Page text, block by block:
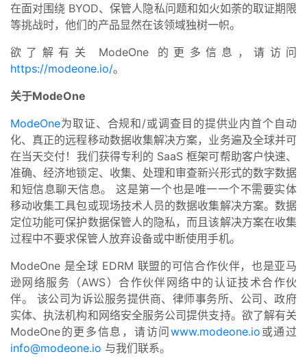
在面对围绕 BYOD、保管人隐私问题和如火如荼的取证期限
等挑战时，他们的产品显然在该领域独树一帜。
欲了解有关 ModeOne 的更多信息，请访问
https://modeone.io/。
关于ModeOne
ModeOne为取证、合规和/或调查目的提供业内首个自动
化、真正的远程移动数据收集解决方案，业务遍及全球并可
在当天交付！我们获得专利的 SaaS 框架可帮助客户快速、
准确、经济地锁定、收集、处理和审查新兴形式的数字数据
和短信息聊天信息。 这是第一个也是唯一一个不需要实体
移动收集工具包或现场技术人员的数据收集解决方案。数据
定位功能可保护数据保管人的隐私，而且该解决方案在收集
过程中不要求保管人放弃设备或中断使用手机。
ModeOne 是全球 EDRM 联盟的可信合作伙伴，也是亚马
逊网络服务（AWS）合作伙伴网络中的认证技术合作伙
伴。 该公司为诉讼服务提供商、律师事务所、公司、政府
实体、执法机构和网络安全服务公司提供支持。欲了解有关
ModeOne的更多信息，请访问www.modeone.io 或通过
info@modeone.io 与我们联系。